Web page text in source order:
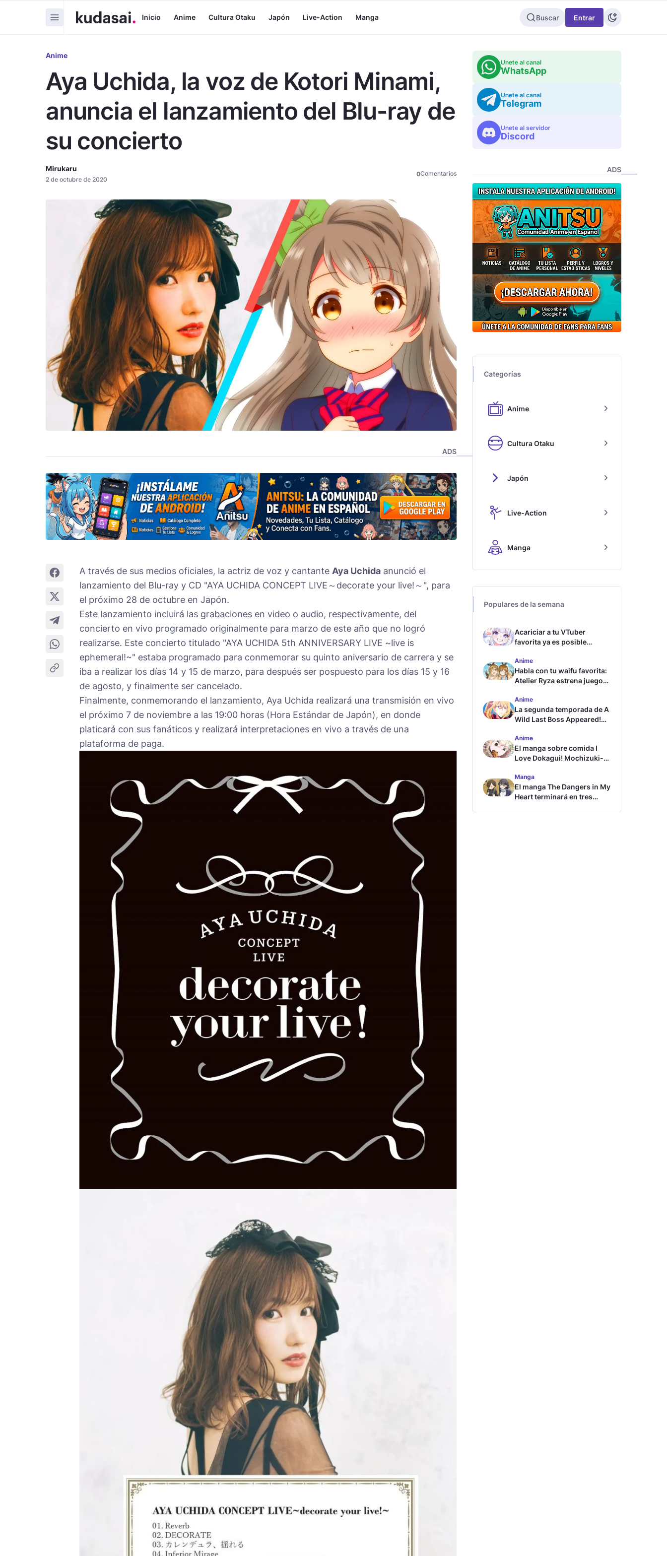
Inicio Anime Cultura Otaku Japón Live-Action Manga Buscar Entrar
Anime
Aya Uchida, la voz de Kotori Minami,
anuncia el lanzamiento del Blu-ray de
su concierto
Mirukaru
2 de octubre de 2020
0Comentarios
ADS
A través de sus medios oficiales, la actriz de voz y cantante Aya Uchida anunció el
lanzamiento del Blu-ray y CD "AYA UCHIDA CONCEPT LIVE～decorate your live!～", para
el próximo 28 de octubre en Japón.
Este lanzamiento incluirá las grabaciones en video o audio, respectivamente, del
concierto en vivo programado originalmente para marzo de este año que no logró
realizarse. Este concierto titulado "AYA UCHIDA 5th ANNIVERSARY LIVE ~live is
ephemeral!~" estaba programado para conmemorar su quinto aniversario de carrera y se
iba a realizar los días 14 y 15 de marzo, para después ser pospuesto para los días 15 y 16
de agosto, y finalmente ser cancelado.
Finalmente, conmemorando el lanzamiento, Aya Uchida realizará una transmisión en vivo
el próximo 7 de noviembre a las 19:00 horas (Hora Estándar de Japón), en donde
platicará con sus fanáticos y realizará interpretaciones en vivo a través de una
plataforma de paga.
Unete al canal
WhatsApp
Unete al canal
Telegram
Unete al servidor
Discord
ADS
Categorías
Anime
Cultura Otaku
Japón
Live-Action
Manga
Populares de la semana
Acariciar a tu VTuber
favorita ya es posible
Anime
Habla con tu waifu favorita:
Atelier Ryza estrena juego
Anime
La segunda temporada de A
Wild Last Boss Appeared!
estreno
Anime
El manga sobre comida I
Love Dokagui! Mochizuki-
anime
Manga
El manga The Dangers in My
Heart terminará en tres